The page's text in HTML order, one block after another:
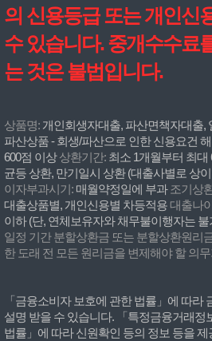
의 신용등급 또는 개인신
수 있습니다. 중개수수료
는 것은 불법입니다.
상품명: 개인회생자대출, 파산면책자대출,
파산상품 - 회생/파산으로 인한 신용요건
600점 이상상환기간: 최소 1개월부터 최대
균등 상환, 만기일시 상환 (대출사별로 상
이자부과시기: 매월약정일에 부과 조기상
대출상품별, 개인신용별 차등적용 대출나
이하 (단, 연체보유자와 채무불이행자는 불
일정 기간 분할상환금 또는 분할상환원리
한 도래 전 모든 원리금을 변제해야 할 의
「금융소비자 보호에 관한 법률」에 따라
설명 받을 수 있습니다. 「특정금융거래정
법률」에 따라 신원확인 등의 정보 등을